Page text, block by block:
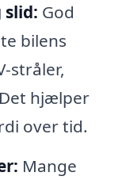
slid: God
bilens
stråler,
hjælper
over tid.
Mange